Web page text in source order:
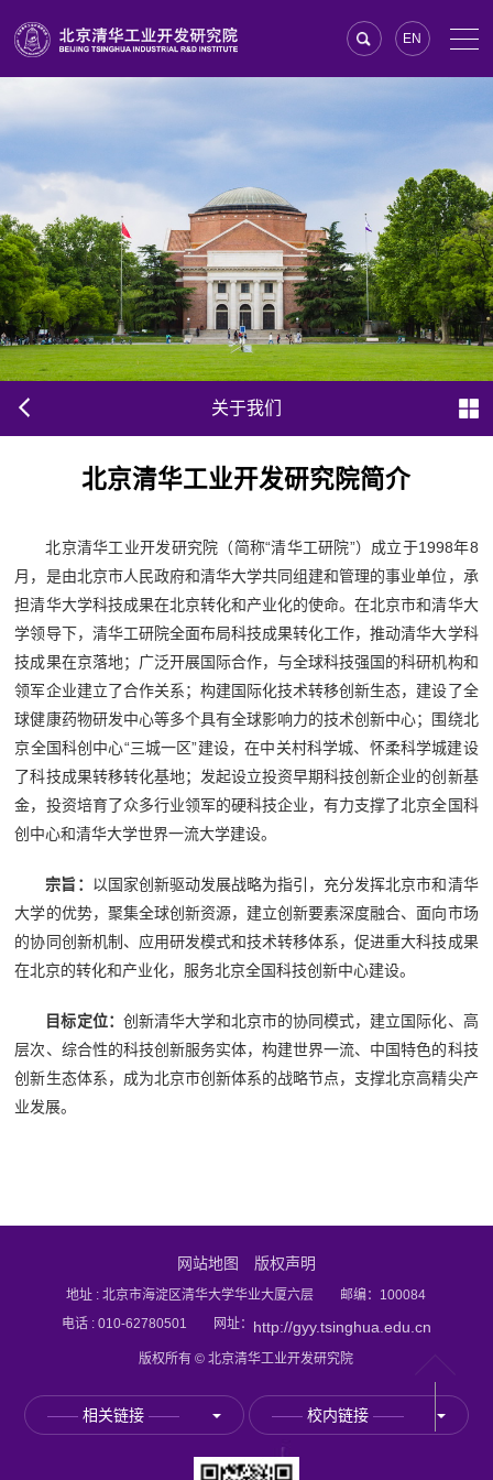
EN
关于我们
北京清华工业开发研究院简介
北京清华工业开发研究院（简称“清华工研院”）成立于1998年8
月，是由北京市人民政府和清华大学共同组建和管理的事业单位，承
担清华大学科技成果在北京转化和产业化的使命。在北京市和清华大
学领导下，清华工研院全面布局科技成果转化工作，推动清华大学科
技成果在京落地；广泛开展国际合作，与全球科技强国的科研机构和
领军企业建立了合作关系；构建国际化技术转移创新生态，建设了全
球健康药物研发中心等多个具有全球影响力的技术创新中心；围绕北
京全国科创中心“三城一区”建设，在中关村科学城、怀柔科学城建设
了科技成果转移转化基地；发起设立投资早期科技创新企业的创新基
金，投资培育了众多行业领军的硬科技企业，有力支撑了北京全国科
创中心和清华大学世界一流大学建设。
宗旨： 以国家创新驱动发展战略为指引，充分发挥北京市和清华
大学的优势，聚集全球创新资源，建立创新要素深度融合、面向市场
的协同创新机制、应用研发模式和技术转移体系，促进重大科技成果
在北京的转化和产业化，服务北京全国科技创新中心建设。
目标定位： 创新清华大学和北京市的协同模式，建立国际化、高
层次、综合性的科技创新服务实体，构建世界一流、中国特色的科技
创新生态体系，成为北京市创新体系的战略节点，支撑北京高精尖产
业发展。
网站地图 版权声明
地址 : 北京市海淀区清华大学华业大厦六层 邮编：100084
电话 : 010-62780501 网址： http://gyy.tsinghua.edu.cn
版权所有 © 北京清华工业开发研究院
—— 相关链接—— —— 校内链接——